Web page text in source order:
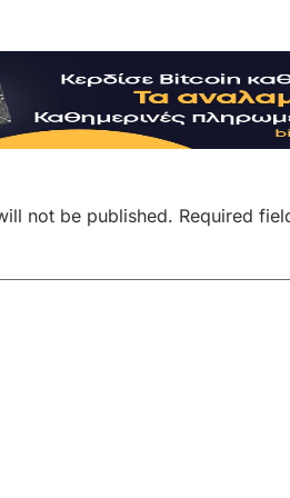
not be published. Required